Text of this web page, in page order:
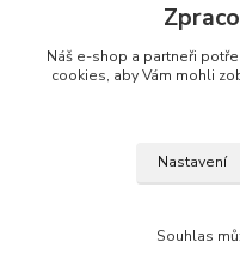
+420 608 255 160
(Po-Čt - 8:30-16:00, Pá - 8:30-
Náš e-shop a partneři
cookies, aby Vám mohli
Nastavení
Souhlas